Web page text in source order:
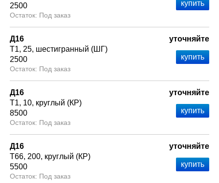
2500
Под заказ
Д16
Т1 25 шестигранный (ШГ)
2500
Под заказ
уточняйте
Д16
Т1 10 круглый (КР)
8500
Под заказ
уточняйте
Д16
Т66 200 круглый (КР)
5500
Под заказ
уточняйте